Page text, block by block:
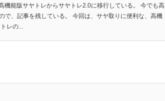
機能版サヤトレからサヤトレ2.0に移行している。 今でも高
で、記事を残している。 今回は、サヤ取りに便利な、高機
レの...